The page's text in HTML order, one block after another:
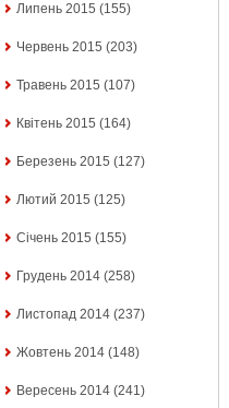
Липень 2015 (155)
Червень 2015 (203)
Травень 2015 (107)
Квітень 2015 (164)
Березень 2015 (127)
Лютий 2015 (125)
Січень 2015 (155)
Грудень 2014 (258)
Листопад 2014 (237)
Жовтень 2014 (148)
Вересень 2014 (241)